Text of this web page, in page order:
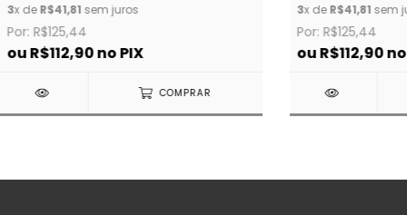
3x deR$41,81 sem juros
Por: R$125,44
ouR$112,90no PIX
COMPRAR
3x deR$41,81 sem
Por: R$125,44
ouR$112,90